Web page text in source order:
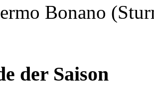
Bonano
der Saison